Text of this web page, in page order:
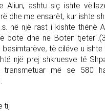
Aliun, ashtu siç ishte
dhe me ensarët, kur ishte
në një rast i kishte thënë
botë dhe në Botën
besimtarëve, të cilëve u ishte
një prej shkruesve të
më se 580
tij